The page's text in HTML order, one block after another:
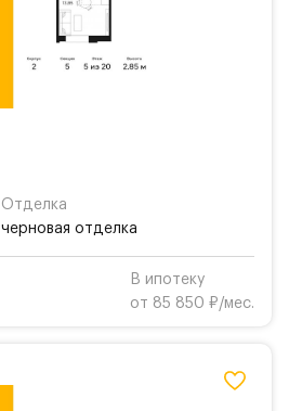
Отделка
черновая отделка
В ипотеку
от 85 850 ₽/мес.